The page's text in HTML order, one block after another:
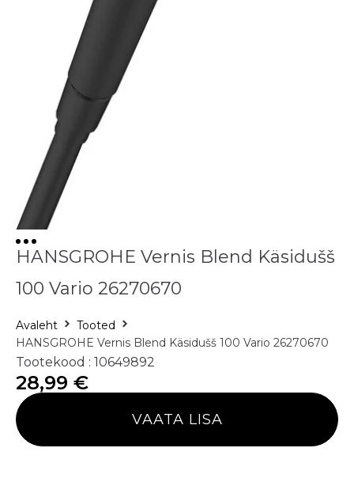
HANSGROHE Vernis Blend Käsidušš
100 Vario 26270670
Avaleht
Tooted
HANSGROHE Vernis Blend Käsidušš 100 Vario 26270670
Tootekood : 10649892
28,99 €
VAATA LISA